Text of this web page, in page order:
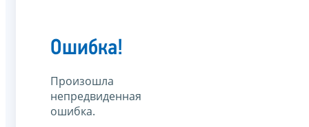
Ошибка!
Произошла
непредвиденная
ошибка.